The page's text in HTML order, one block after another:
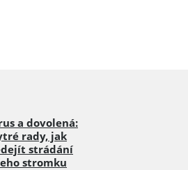
a dovolená:
rady, jak
strádání
stromku